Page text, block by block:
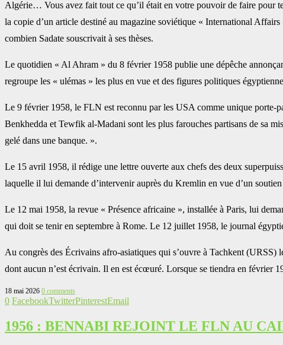
Algérie… Vous avez fait tout ce qu’il était en votre pouvoir de faire pour
la copie d’un article destiné au magazine soviétique « International
combien Sadate souscrivait à ses thèses.
Le quotidien « Al Ahram » du 8 février 1958 publie une dépêche
regroupe les « ulémas » les plus en vue et des figures politiques
Le 9 février 1958, le FLN est reconnu par les USA comme unique porte-
Benkhedda et Tewfik al-Madani sont les plus farouches partisans de sa
gelé dans une banque. ».
Le 15 avril 1958, il rédige une lettre ouverte aux chefs des deux
laquelle il lui demande d’intervenir auprès du Kremlin en vue d’un
Le 12 mai 1958, la revue « Présence africaine », installée à Paris, lui
qui doit se tenir en septembre à Rome. Le 12 juillet 1958, le journal
Au congrès des Écrivains afro-asiatiques qui s’ouvre à Tachkent
dont aucun n’est écrivain. Il en est écœuré. Lorsque se tiendra en février
18 mai 2026 0 comments
0 FacebookTwitterPinterestEmail
1956 : BENNABI REJOINT LE FLN AU